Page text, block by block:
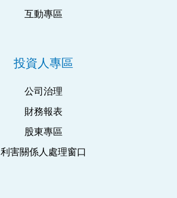
互動專區
投資人專區
公司治理
財務報表
股東專區
利害關係人處理窗口